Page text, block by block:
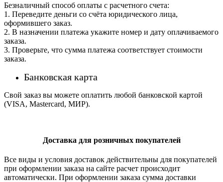
Безналичный способ оплаты с расчетного счета:
1. Переведите деньги со счёта юридического лица,
оформившего заказ.
2. В назначении платежа укажите номер и дату оплачиваемого
заказа.
3. Проверьте, что сумма платежа соответствует стоимости
заказа.
Банковская карта
Свой заказ вы можете оплатить любой банковской картой
(VISA, Mastercard, МИР).
Доставка для розничных покупателей
Все виды и условия доставок действительны для покупателей
при оформлении заказа на сайте расчет происходит
автоматически. При оформлении заказа сумма доставки